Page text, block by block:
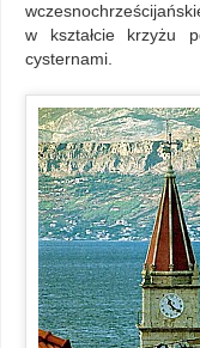
w kształcie krzyżu
cysternami.